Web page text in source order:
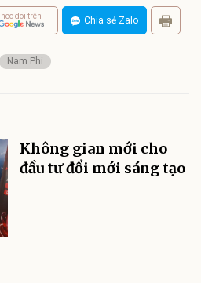
Theo dõi trên Chia sẻ Zalo
Nam Phi
Không gian mới cho
đầu tư đổi mới sáng tạo